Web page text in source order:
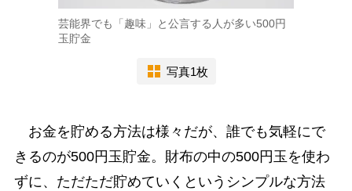
芸能界でも「趣味」と公言する人が多い500円
玉貯金
写真1枚
お金を貯める方法は様々だが、誰でも気軽にで
きるのが500円玉貯金。財布の中の500円玉を使わ
ずに、ただただ貯めていくというシンプルな方法